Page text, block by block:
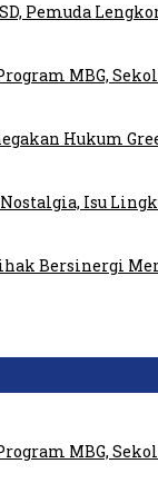
Pemuda
MBG,
Hukum
Isu
Bersinergi
MBG,